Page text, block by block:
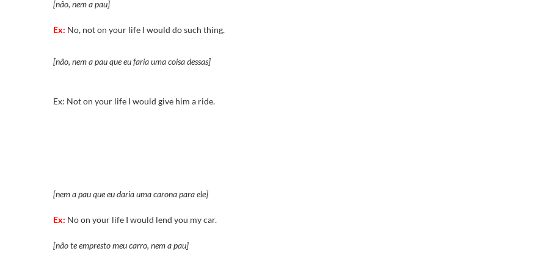
[não, nem a pau]
Ex: No, not on your life I would do such thing.
[não, nem a pau que eu faria uma coisa dessas]
Ex: Not on your life I would give him a ride.
[nem a pau que eu daria uma carona para ele]
Ex: No on your life I would lend you my car.
[não te empresto meu carro, nem a pau]